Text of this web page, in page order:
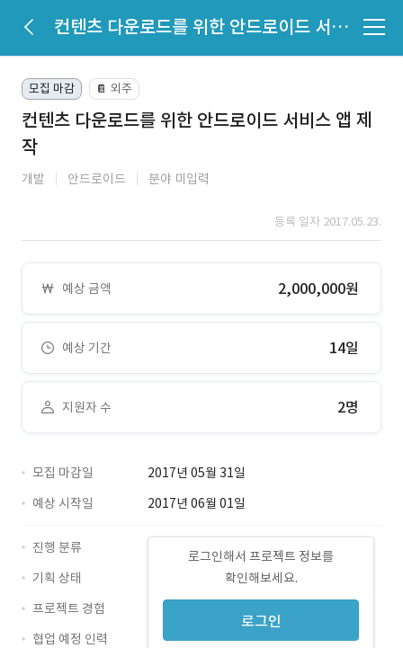
컨텐츠 다운로드를 위한 안드로이드 서비스 앱 제작
모집 마감 📔 외주
컨텐츠 다운로드를 위한 안드로이드 서비스 앱 제
작
개발 안드로이드 분야 미입력
등록 일자 2017.05.23.
예상 금액 2,000,000원
예상 기간 14일
지원자 수 2명
모집 마감일
2017년 05월 31일
예상 시작일
2017년 06월 01일
로그인해서 프로젝트 정보를
확인해보세요.
로그인
진행 분류
기획 상태
프로젝트 경험
협업 예정 인력